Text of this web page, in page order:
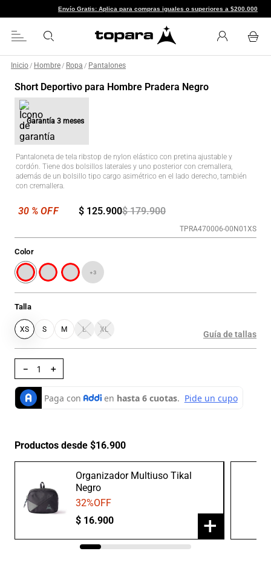
Envío Gratis: Aplica para compras iguales o superiores a
Inicio / Hombre / Ropa / Pantalones
Short Deportivo para Hombre Pradera Negro
Garantía 3 meses
Pantaloneta de tela ribstop de nylon elástico con pretina ajustable y
cordón. Tiene dos bolsillos laterales y uno posterior con cremallera,
además de un bolsillo tipo cargo asimétrico en el lado derecho, también
con cremallera.
$ 179.900
$ 125.900
TPRA470006-00N01XS
Talla
XS S M L XL
Color
+ 3
Guía de tallas
＋
－
Productos desde $16.900
Organizador Multiuso Tikal
Negro
32%OFF
$ 16.900 +